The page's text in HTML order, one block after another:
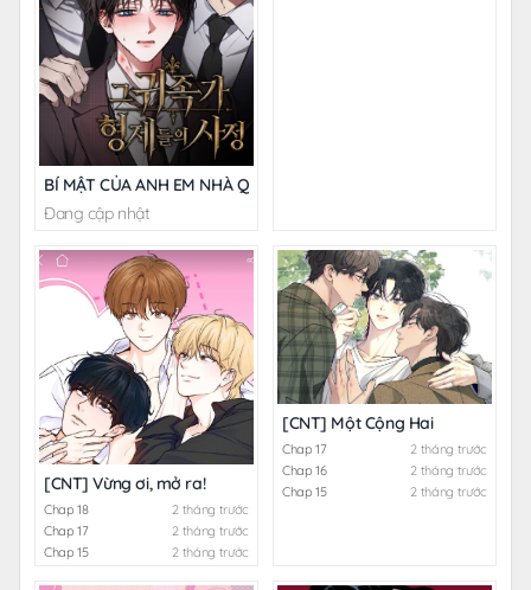
BÍ MẬT CỦA ANH EM NHÀ QUÝ TỘC
Đang cập nhật
[CNT] Vừng ơi, mở ra!
Chap 18
2 tháng trước
Chap 17
2 tháng trước
Chap 15
2 tháng trước
[CNT] Một Cộng Hai
Chap 17
2 tháng trước
Chap 16
2 tháng trước
Chap 15
2 tháng trước